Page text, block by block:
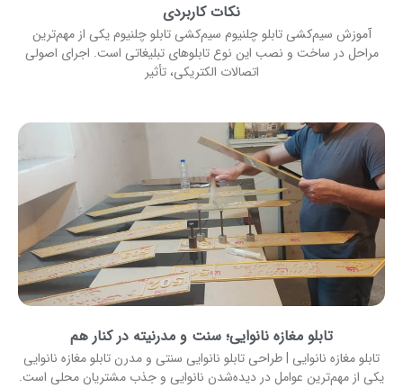
نکات کاربردی
آموزش سیم‌کشی تابلو چلنیوم سیم‌کشی تابلو چلنیوم یکی از مهم‌ترین
مراحل در ساخت و نصب این نوع تابلوهای تبلیغاتی است. اجرای اصولی
اتصالات الکتریکی، تأثیر
تابلو مغازه نانوایی؛ سنت و مدرنیته در کنار هم
تابلو مغازه نانوایی | طراحی تابلو نانوایی سنتی و مدرن تابلو مغازه نانوایی
یکی از مهم‌ترین عوامل در دیده‌شدن نانوایی و جذب مشتریان محلی است.